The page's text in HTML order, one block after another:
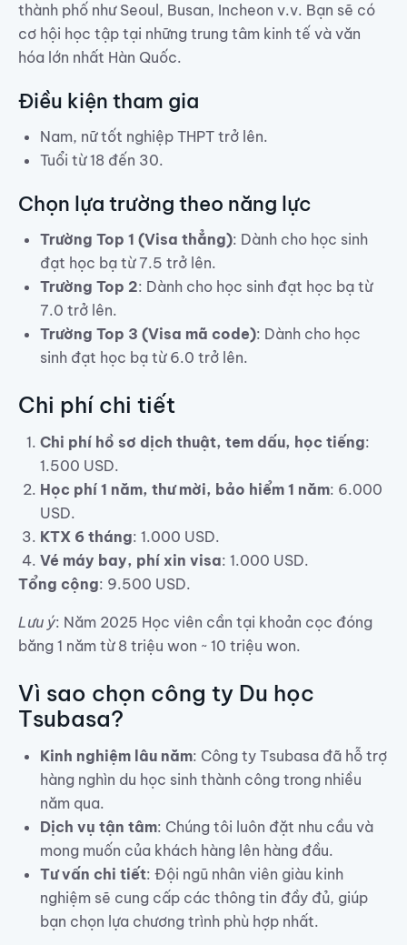
thành phố như Seoul, Busan, Incheon v.v. Bạn sẽ có
cơ hội học tập tại những trung tâm kinh tế và văn
hóa lớn nhất Hàn Quốc.
Điều kiện tham gia
Nam, nữ tốt nghiệp THPT trở lên.
Tuổi từ 18 đến 30.
Chọn lựa trường theo năng lực
Trường Top 1 (Visa thẳng): Dành cho học sinh
đạt học bạ từ 7.5 trở lên.
Trường Top 2: Dành cho học sinh đạt học bạ từ
7.0 trở lên.
Trường Top 3 (Visa mã code): Dành cho học
sinh đạt học bạ từ 6.0 trở lên.
Chi phí chi tiết
Chi phí hồ sơ dịch thuật, tem dấu, học tiếng:
1.500 USD.
Học phí 1 năm, thư mời, bảo hiểm 1 năm: 6.000
USD.
KTX 6 tháng: 1.000 USD.
Vé máy bay, phí xin visa: 1.000 USD.
Tổng cộng: 9.500 USD.
Lưu ý: Năm 2025 Học viên cần tại khoản cọc đóng
băng 1 năm từ 8 triệu won ~ 10 triệu won.
Vì sao chọn công ty Du học
Tsubasa?
Kinh nghiệm lâu năm: Công ty Tsubasa đã hỗ trợ
hàng nghìn du học sinh thành công trong nhiều
năm qua.
Dịch vụ tận tâm: Chúng tôi luôn đặt nhu cầu và
mong muốn của khách hàng lên hàng đầu.
Tư vấn chi tiết: Đội ngũ nhân viên giàu kinh
nghiệm sẽ cung cấp các thông tin đầy đủ, giúp
bạn chọn lựa chương trình phù hợp nhất.